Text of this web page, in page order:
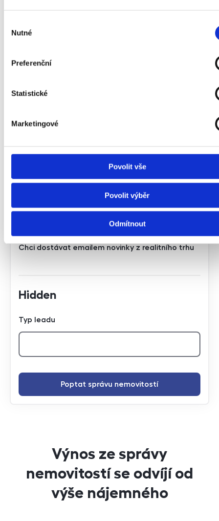
souhlasu
Nutné
Preferenční
Statistické
Marketingové
Povolit vše
Povolit výběr
Odmítnout
Telefon
Souhlasím se zpracováním osobních údajů
Souhlasím se zpracováním osobních údajů
Chci dostávat emailem novinky z realitního trhu
Hidden
Typ leadu
Poptat správu nemovitostí
Výnos ze správy
nemovitostí se odvíjí od
výše nájemného